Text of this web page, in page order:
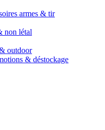
armes & tir
non létal
outdoor
& déstockage